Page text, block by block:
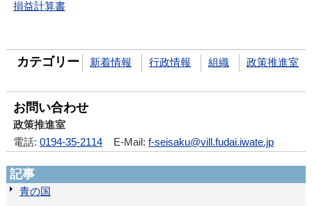
損益計算書
カテゴリー 新着情報 行政情報 組織 政策推進室
お問い合わせ
政策推進室
電話: 0194-35-2114 E-Mail: f-seisaku@vill.fudai.iwate.jp
記事
青の国